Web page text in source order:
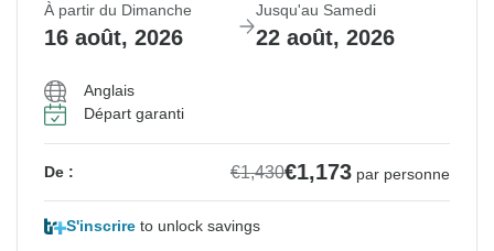
À partir du Dimanche
16 août, 2026
Jusqu'au Samedi
22 août, 2026
Anglais
Départ garanti
De : €1,430€1,173 par personne
S'inscrire to unlock savings